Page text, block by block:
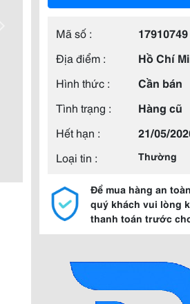
Mã số :
17910749
Địa điểm :
Hồ Chí
Hình thức :
Cần bán
Tình trạng :
Hàng cũ
Hết hạn :
21/05/
Loại tin :
Thường
Để mua hàng an
quý khách vui lòng
thanh toán trước